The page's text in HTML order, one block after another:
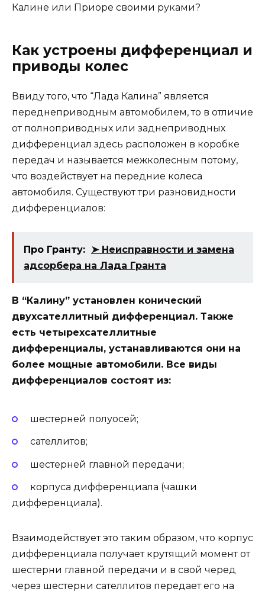
Калине или Приоре своими руками?
Как устроены дифференциал и
приводы колес
Ввиду того, что “Лада Калина” является
переднеприводным автомобилем, то в отличие
от полноприводных или заднеприводных
дифференциал здесь расположен в коробке
передач и называется межколесным потому,
что воздействует на передние колеса
автомобиля. Существуют три разновидности
дифференциалов:
Про Гранту: ➤ Неисправности и замена
адсорбера на Лада Гранта
В “Калину” установлен конический
двухсателлитный дифференциал. Также
есть четырехсателлитные
дифференциалы, устанавливаются они на
более мощные автомобили. Все виды
дифференциалов состоят из:
шестерней полуосей;
сателлитов;
шестерней главной передачи;
корпуса дифференциала (чашки
дифференциала).
Взаимодействует это таким образом, что корпус
дифференциала получает крутящий момент от
шестерни главной передачи и в свой черед
через шестерни сателлитов передает его на